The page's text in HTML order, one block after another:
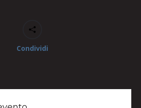
Condividi